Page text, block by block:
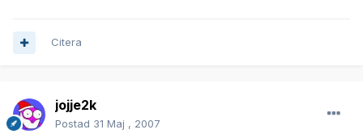
Citera
jojje2k
Postad 31 Maj , 2007